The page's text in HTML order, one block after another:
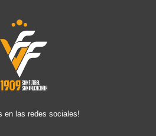
en las redes sociales!